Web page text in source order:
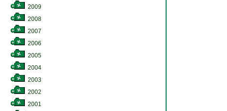
2009
2008
2007
2006
2005
2004
2003
2002
2001